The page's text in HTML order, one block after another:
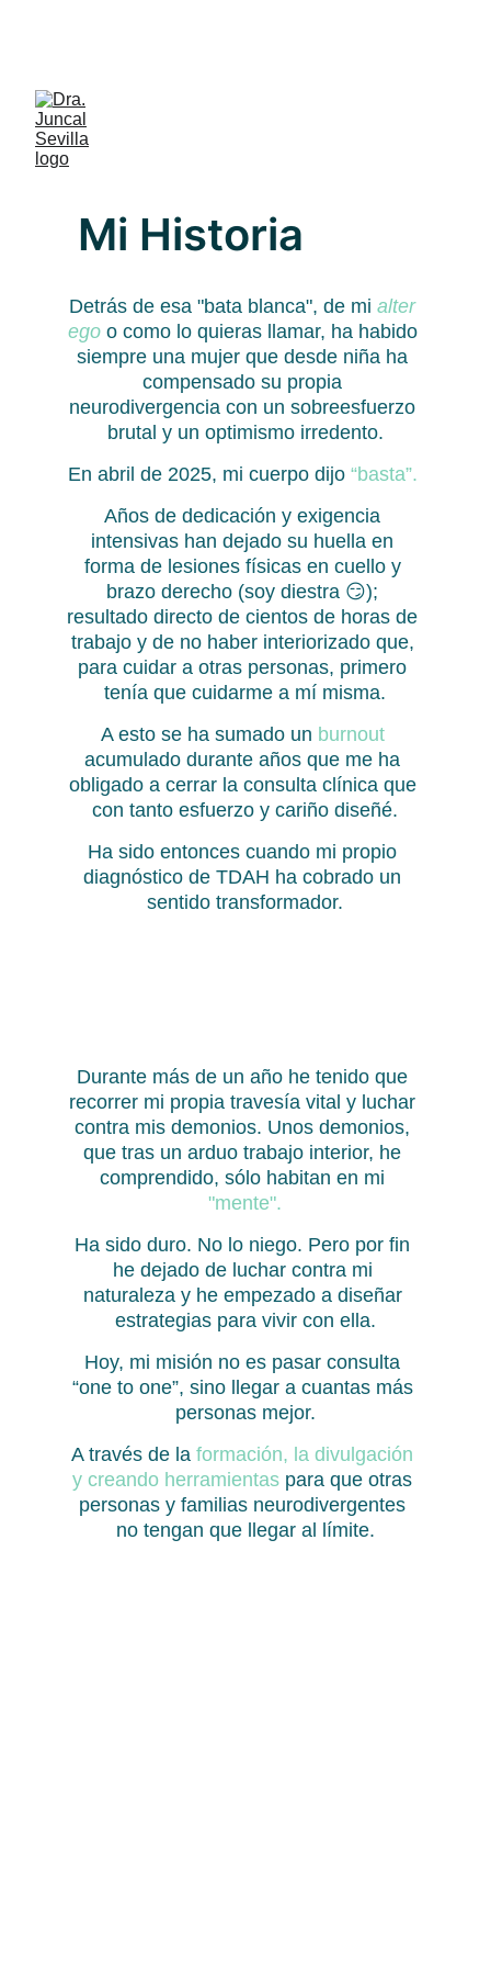
Detrás de esa "bata blanca", de mi alter
ego o como lo quieras llamar, ha habido
siempre una mujer que desde niña ha
compensado su propia
neurodivergencia con un sobreesfuerzo
brutal y un optimismo irredento.
En abril de 2025, mi cuerpo dijo “basta”.
Años de dedicación y exigencia
intensivas han dejado su huella en
forma de lesiones físicas en cuello y
brazo derecho (soy diestra 😏);
resultado directo de cientos de horas de
trabajo y de no haber interiorizado que,
para cuidar a otras personas, primero
tenía que cuidarme a mí misma.
A esto se ha sumado un burnout
acumulado durante años que me ha
obligado a cerrar la consulta clínica que
con tanto esfuerzo y cariño diseñé.
Ha sido entonces cuando mi propio
diagnóstico de TDAH ha cobrado un
sentido transformador.
Durante más de un año he tenido que
recorrer mi propia travesía vital y luchar
contra mis demonios. Unos demonios,
que tras un arduo trabajo interior, he
comprendido, sólo habitan en mi
"mente".
Ha sido duro. No lo niego. Pero por fin
he dejado de luchar contra mi
naturaleza y he empezado a diseñar
estrategias para vivir con ella.
Hoy, mi misión no es pasar consulta
“one to one”, sino llegar a cuantas más
personas mejor.
A través de la formación, la divulgación
y creando herramientas para que otras
personas y familias neurodivergentes
no tengan que llegar al límite.
Mi Historia